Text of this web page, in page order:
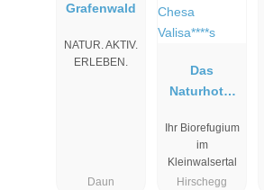
Grafenwald
NATUR. AKTIV.
ERLEBEN.
Daun
Das
Naturhotel
Valisa****s
Ihr Biorefugium
im
Kleinwalsertal
Hirschegg